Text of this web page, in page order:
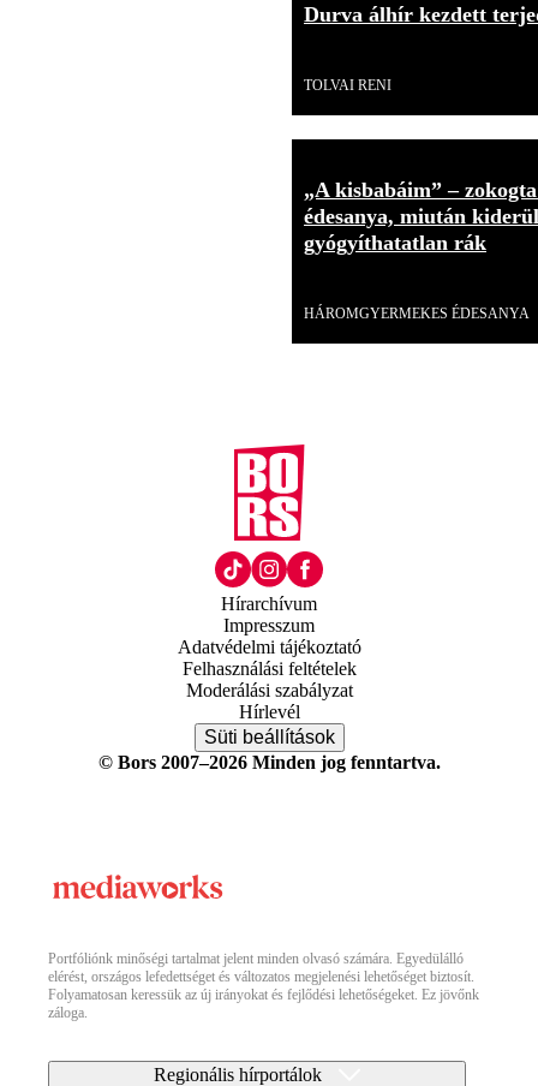
Durva álhír kezdett
TOLVAI RENI
„A kisbabáim” –
édesanya, miután
gyógyíthatatlan rák
HÁROMGYERMEKES ÉDESANYA
Hírarchívum
Impresszum
Adatvédelmi tájékoztató
Felhasználási feltételek
Moderálási szabályzat
Hírlevél
Süti beállítások
© Bors 2007–2026 Minden jog fenntartva.
Portfóliónk minőségi tartalmat jelent minden olvasó számára. Egyedülálló
elérést, országos lefedettséget és változatos megjelenési lehetőséget biztosít.
Folyamatosan keressük az új irányokat és fejlődési lehetőségeket. Ez jövőnk
záloga.
Regionális hírportálok